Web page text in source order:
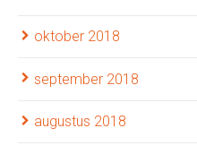
oktober 2018
september 2018
augustus 2018